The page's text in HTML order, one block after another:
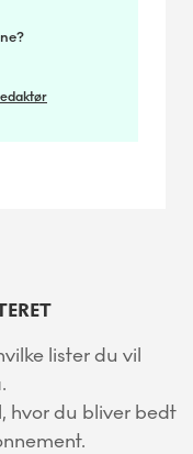
lister du vil
hvor du bliver bedt